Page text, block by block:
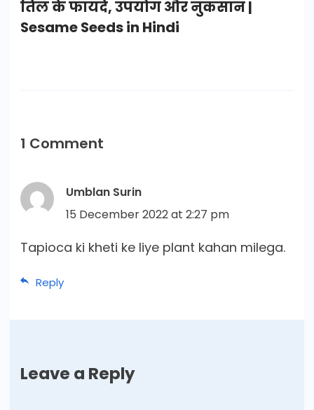
तिल के फायदे, उपयोग और नुकसान |
Sesame Seeds in Hindi
1 Comment
Umblan Surin
15 December 2022 at 2:27 pm
Tapioca ki kheti ke liye plant kahan milega.
Reply
Leave a Reply